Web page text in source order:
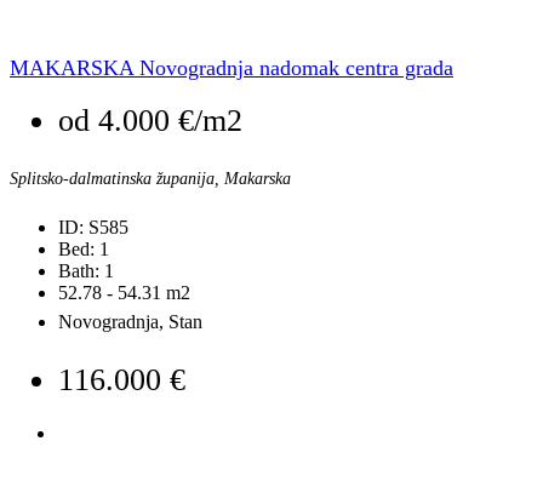
MAKARSKA Novogradnja nadomak centra grada
od 4.000 €/m2
Splitsko-dalmatinska županija, Makarska
ID: S585
Bed: 1
Bath: 1
52.78 - 54.31 m2
Novogradnja, Stan
116.000 €